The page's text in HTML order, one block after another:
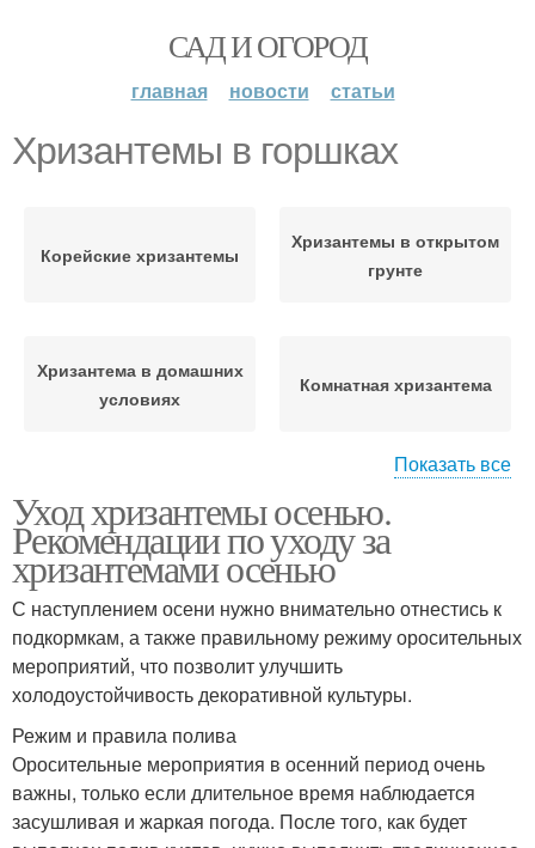
САД И ОГОРОД
главная новости статьи
Хризантемы в горшках
Корейские хризантемы
Хризантемы в открытом
грунте
Хризантема в домашних
условиях
Комнатная хризантема
Хризантемы из горшка Хризантемы в горшке
Хризантема в горшке
Показать все
Уход хризантемы осенью.
Рекомендации по уходу за
хризантемами осенью
С наступлением осени нужно внимательно отнестись к
подкормкам, а также правильному режиму оросительных
мероприятий, что позволит улучшить
холодоустойчивость декоративной культуры.
Режим и правила полива
Оросительные мероприятия в осенний период очень
важны, только если длительное время наблюдается
засушливая и жаркая погода. После того, как будет